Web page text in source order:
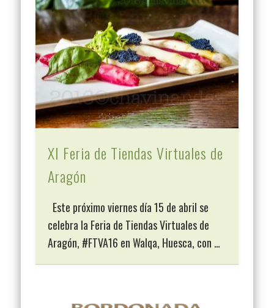
XI Feria de Tiendas Virtuales de
Aragón
Este próximo viernes día 15 de abril se
celebra la Feria de Tiendas Virtuales de
Aragón, #FTVA16 en Walqa, Huesca, con …